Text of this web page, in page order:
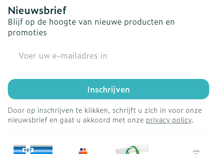
Nieuwsbrief
Blijf op de hoogte van nieuwe producten en
promoties
Inschrijven
Door op inschrijven te klikken, schrijft u zich in voor onze
nieuwsbrief en gaat u akkoord met onze privacy policy.